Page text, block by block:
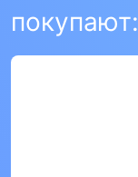
покупают: